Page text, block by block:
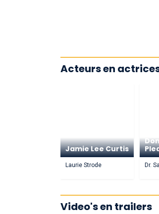
Acteurs en
Jamie Lee Curtis
Laurie Strode Dr.
Video's en trailers